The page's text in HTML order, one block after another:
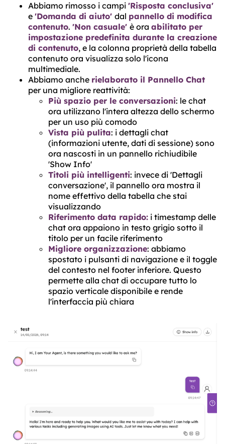
Abbiamo rimosso i campi 'Risposta conclusiva'
e 'Domanda di aiuto' dal pannello di modifica
contenuto. 'Non casuale' è ora abilitato per
impostazione predefinita durante la creazione
di contenuto, e la colonna proprietà della tabella
contenuto ora visualizza solo l'icona
multimediale.
Abbiamo anche rielaborato il Pannello Chat
per una migliore reattività:
Più spazio per le conversazioni: le chat
ora utilizzano l'intera altezza dello schermo
per un uso più comodo
Vista più pulita: i dettagli chat
(informazioni utente, dati di sessione) sono
ora nascosti in un pannello richiudibile
'Show Info'
Titoli più intelligenti: invece di 'Dettagli
conversazione', il pannello ora mostra il
nome effettivo della tabella che stai
visualizzando
Riferimento data rapido: i timestamp delle
chat ora appaiono in testo grigio sotto il
titolo per un facile riferimento
Migliore organizzazione: abbiamo
spostato i pulsanti di navigazione e il toggle
del contesto nel footer inferiore. Questo
permette alla chat di occupare tutto lo
spazio verticale disponibile e rende
l'interfaccia più chiara